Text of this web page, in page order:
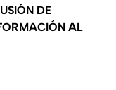
DE
AL